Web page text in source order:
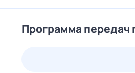
Программа передач